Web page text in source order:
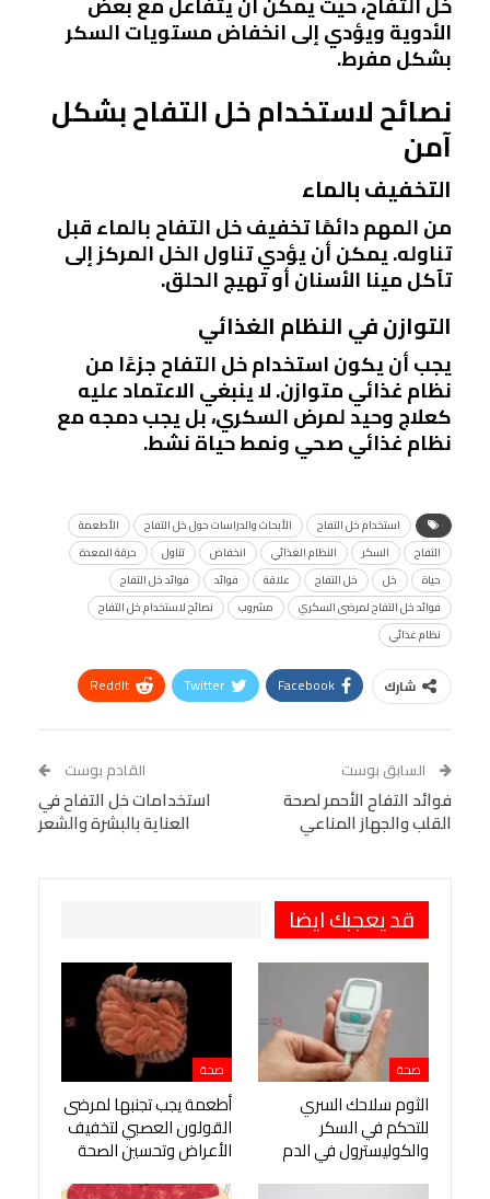
الأدوية ويؤدي إلى انخفاض مستويات السكر
بشكل مفرط.
نصائح لاستخدام خل التفاح بشكل
آمن
التخفيف بالماء
من المهم دائمًا تخفيف خل التفاح بالماء قبل
تناوله. يمكن أن يؤدي تناول الخل المركز إلى
تآكل مينا الأسنان أو تهيج الحلق.
التوازن في النظام الغذائي
يجب أن يكون استخدام خل التفاح جزءًا من
نظام غذائي متوازن. لا ينبغي الاعتماد عليه
كعلاج وحيد لمرض السكري، بل يجب دمجه مع
نظام غذائي صحي ونمط حياة نشط.
استخدام خل التفاح الأبحاث والدراسات حول خل التفاح
الأطعمة
التفاح
السكر النظام الغذائي انخفاض تناول
حرقة المعدة
حياة
خل خل التفاح علاقة فوائد
فوائد خل التفاح
فوائد خل التفاح لمرضى السكري
مشروب
نصائح لاستخدام خل التفاح
نظام غذائي
شارك Facebook
Twitter
ReddIt
Tumblr
البريد الإلكتروني
StumbleUpon
VK
Digg
LINE
BlackBerry
Viber
السابق بوست
فوائد التفاح الأحمر لصحة
القلب والجهاز المناعي
القادم بوست
استخدامات خل التفاح في
العناية بالبشرة والشعر
قد يعجبك ايضا
صحة
الثوم سلاحك السري
للتحكم في السكر
والكوليسترول في الدم
صحة
أطعمة يجب تجنبها لمرضى
القولون العصبي لتخفيف
الأعراض وتحسين الصحة